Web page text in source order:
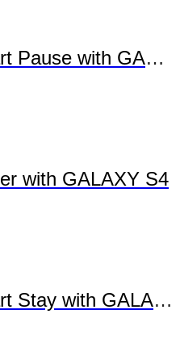
Pause with
with GALAXY S4
Stay with